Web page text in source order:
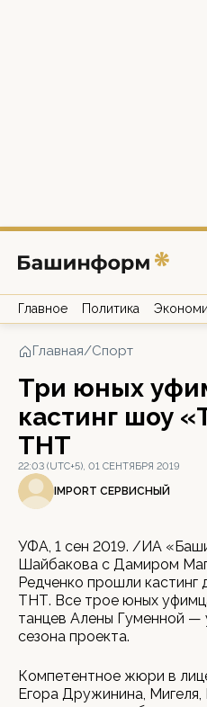
Главное Политика
Главная/Спорт
Три юных
кастинг шоу
ТНТ
22:03 (UTC+5), 01 СЕНТЯБРЯ 2019
IMPORT СЕРВИСНЫЙ
УФА, 1 сен 2019. /ИА
Шайбакова с Дамиром
Редченко прошли кастинг
ТНТ. Все трое юных
танцев Алены Гуменной —
сезона проекта.
Компетентное жюри в
Егора Дружинина,